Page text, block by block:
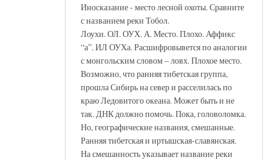
Иносказание - место лесной охоты. Сравните
с названием реки Тобол.
Лоухи. ОЛ. ОУХ. А. Место. Плохо. Аффикс
“а”. ИЛ ОУХа. Расшифровывется по аналогии
с монгольским словом – ловх. Плохое место.
Возможно, что ранняя тибетская группа,
прошла Сибирь на север и расселилась по
краю Ледовитого океана. Может быть и не
так. ДНК должно помочь. Пока, головоломка.
Но, географические названия, смешанные.
Ранняя тибетская и иртышская-славянская.
На смешанность указывает название реки